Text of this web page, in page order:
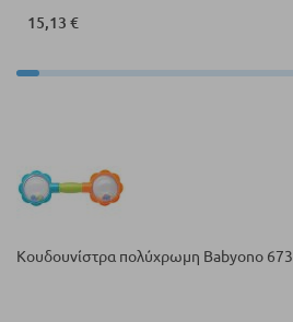
15,13 €
Κουδουνίστρα πολύχρωμη Babyono 673